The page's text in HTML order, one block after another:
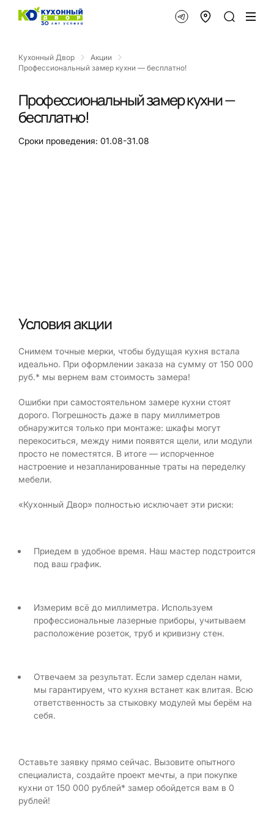
Кухонный Двор
Акции
Профессиональный замер кухни — бесплатно!
Профессиональный замер кухни —
бесплатно!
Сроки проведения: 01.08-31.08
Условия акции
Снимем точные мерки, чтобы будущая кухня встала
идеально. При оформлении заказа на сумму от 150 000
руб.* мы вернем вам стоимость замера!
Ошибки при самостоятельном замере кухни стоят
дорого. Погрешность даже в пару миллиметров
обнаружится только при монтаже: шкафы могут
перекоситься, между ними появятся щели, или модули
просто не поместятся. В итоге — испорченное
настроение и незапланированные траты на переделку
мебели.
«Кухонный Двор» полностью исключает эти риски:
Приедем в удобное время. Наш мастер подстроится
под ваш график.
Измерим всё до миллиметра. Используем
профессиональные лазерные приборы, учитываем
расположение розеток, труб и кривизну стен.
Отвечаем за результат. Если замер сделан нами,
мы гарантируем, что кухня встанет как влитая. Всю
ответственность за стыковку модулей мы берём на
себя.
Оставьте заявку прямо сейчас. Вызовите опытного
специалиста, создайте проект мечты, а при покупке
кухни от 150 000 рублей* замер обойдется вам в 0
рублей!